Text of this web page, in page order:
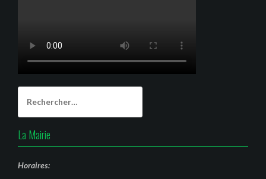
La Mairie
Horaires: